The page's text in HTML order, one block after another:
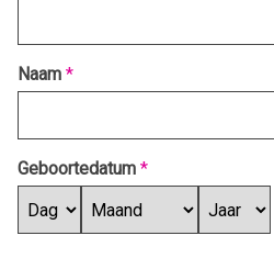
Naam *
Geboortedatum *